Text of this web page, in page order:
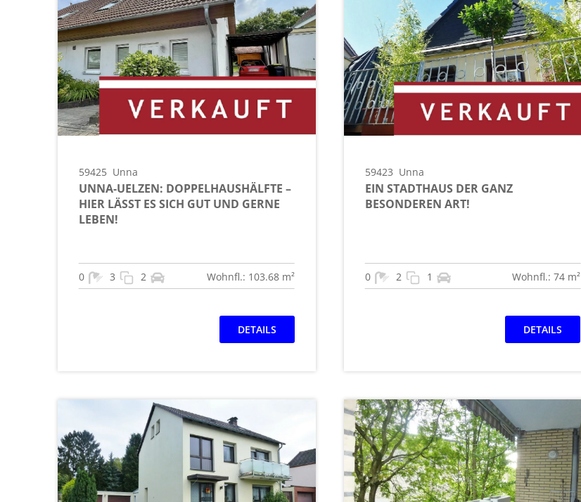
59425 Unna
UNNA-UELZEN: DOPPELHAUSHÄLFTE –
HIER LÄSST ES SICH GUT UND GERNE
LEBEN!
0 3 2 Wohnfl.: 103.68 m²
DETAILS
59423 Unna
EIN STADTHAUS DER GANZ
BESONDEREN ART!
0 2 1 Wohnfl.: 74 m²
DETAILS